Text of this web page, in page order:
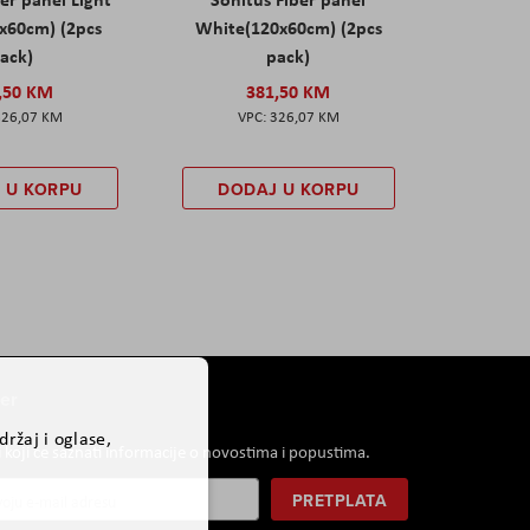
(2pcs
KM
KM
KORPU
White(120x60cm) (2pcs
pack)
381,50 KM
326,07 KM
DODAJ U KORPU
će saznati informacije o novostima i popustima.
PRETPLATA
i oglase,